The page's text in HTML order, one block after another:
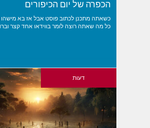
הכפרה של יום הכיפורים
כשאתה מתכנן לכתוב פוסט אבל אז בא מישהו
כל מה שאתה רוצה לומר בווידאו אחד קצר
דעות